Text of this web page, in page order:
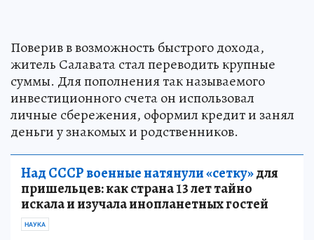
Поверив в возможность быстрого дохода,
житель Салавата стал переводить крупные
суммы. Для пополнения так называемого
инвестиционного счета он использовал
личные сбережения, оформил кредит и занял
деньги у знакомых и родственников.
Над СССР военные натянули «сетку»для
пришельцев: как страна 13 лет тайно
искала и изучала инопланетных гостей
НАУКА